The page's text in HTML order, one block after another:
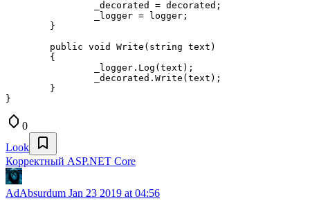
0
Look
Корректный ASP.NET Core
AdAbsurdum Jan 23 2019 at 04:56